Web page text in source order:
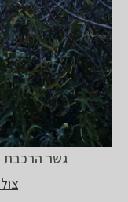
גשר הרכבת